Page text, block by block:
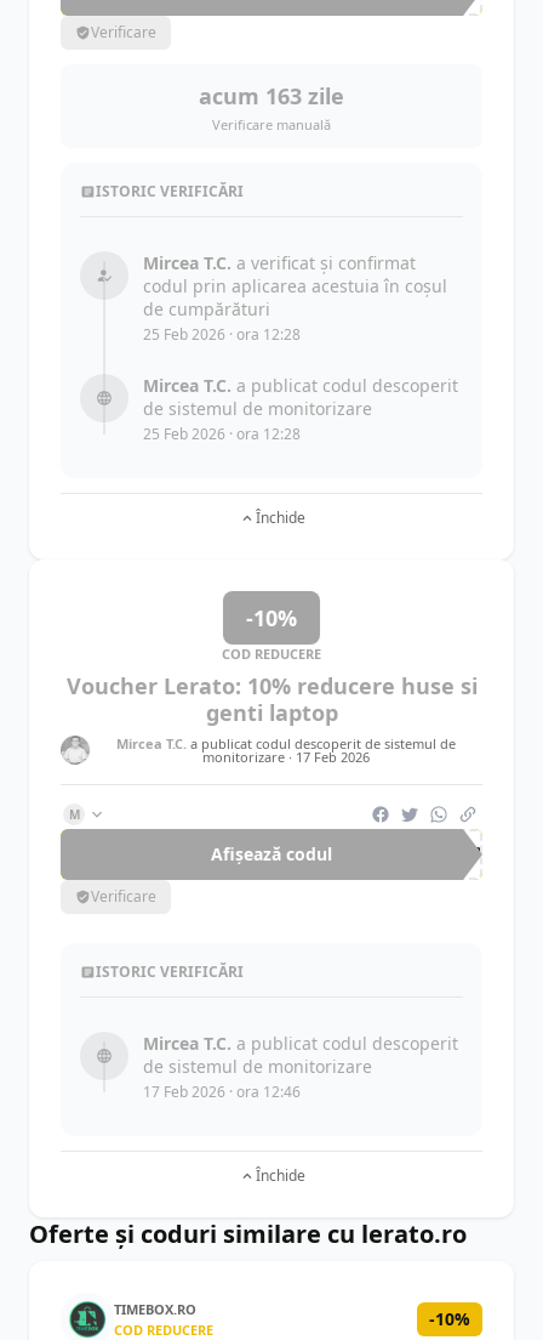
Verificare
acum 163 zile
Verificare manuală
ISTORIC VERIFICĂRI
Mircea T.C. a verificat și confirmat
codul prin aplicarea acestuia în coșul
de cumpărături
25 Feb 2026 · ora 12:28
Mircea T.C. a publicat codul descoperit
de sistemul de monitorizare
25 Feb 2026 · ora 12:28
Închide
-10%
COD REDUCERE
Voucher Lerato: 10% reducere huse si
genti laptop
Mircea T.C. a publicat codul descoperit de sistemul de
monitorizare · 17 Feb 2026
M
Afișează codul LAP
Verificare
ISTORIC VERIFICĂRI
Mircea T.C. a publicat codul descoperit
de sistemul de monitorizare
17 Feb 2026 · ora 12:46
Închide
Oferte și coduri similare cu lerato.ro
TIMEBOX.RO
COD REDUCERE
-10%